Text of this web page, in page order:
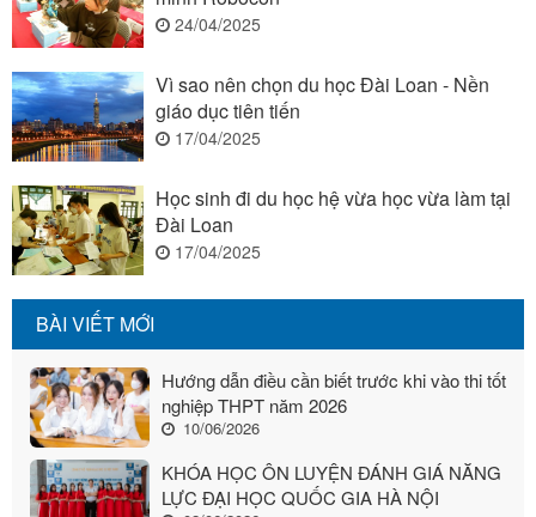
24/04/2025
Vì sao nên chọn du học Đài Loan - Nền
giáo dục tiên tiến
17/04/2025
Học sinh đi du học hệ vừa học vừa làm tại
Đài Loan
17/04/2025
BÀI VIẾT MỚI
Hướng dẫn điều cần biết trước khi vào thi tốt
nghiệp THPT năm 2026
10/06/2026
KHÓA HỌC ÔN LUYỆN ĐÁNH GIÁ NĂNG
LỰC ĐẠI HỌC QUỐC GIA HÀ NỘI